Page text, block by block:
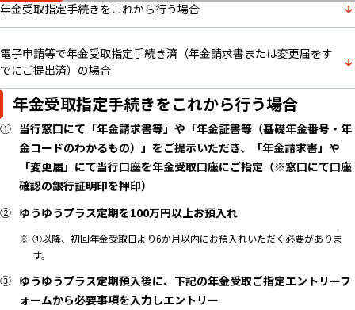
年金受取指定手続きをこれから行う場合
電子申請等で年金受取指定手続き済（年金請求書または変更届をす
でにご提出済）の場合
年金受取指定手続きをこれから行う場合
当行窓口にて「年金請求書等」や「年金証書等（基礎年金番号・年
金コードのわかるもの）」をご提示いただき、「年金請求書」や
「変更届」にて当行口座を年金受取口座にご指定（※窓口にて口座
確認の銀行証明印を押印）
ゆうゆうプラス定期を100万円以上お預入れ
①以降、初回年金受取日より6か月以内にお預入れいただく必要がありま
す。
ゆうゆうプラス定期預入後に、下記の年金受取ご指定エントリーフ
ォームから必要事項を入力しエントリー